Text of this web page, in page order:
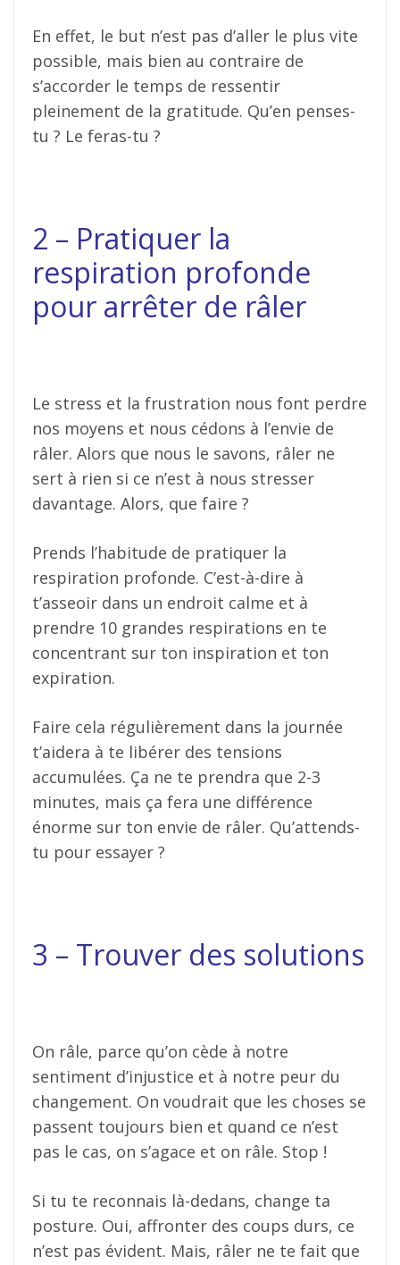
En effet, le but n’est pas d’aller le plus vite
possible, mais bien au contraire de
s’accorder le temps de ressentir
pleinement de la gratitude. Qu’en penses-
tu ? Le feras-tu ?
2 – Pratiquer la
respiration profonde
pour arrêter de râler
Le stress et la frustration nous font perdre
nos moyens et nous cédons à l’envie de
râler. Alors que nous le savons, râler ne
sert à rien si ce n’est à nous stresser
davantage. Alors, que faire ?
Prends l’habitude de pratiquer la
respiration profonde. C’est-à-dire à
t’asseoir dans un endroit calme et à
prendre 10 grandes respirations en te
concentrant sur ton inspiration et ton
expiration.
Faire cela régulièrement dans la journée
t’aidera à te libérer des tensions
accumulées. Ça ne te prendra que 2-3
minutes, mais ça fera une différence
énorme sur ton envie de râler. Qu’attends-
tu pour essayer ?
3 – Trouver des solutions
On râle, parce qu’on cède à notre
sentiment d’injustice et à notre peur du
changement. On voudrait que les choses se
passent toujours bien et quand ce n’est
pas le cas, on s’agace et on râle. Stop !
Si tu te reconnais là-dedans, change ta
posture. Oui, affronter des coups durs, ce
n’est pas évident. Mais, râler ne te fait que